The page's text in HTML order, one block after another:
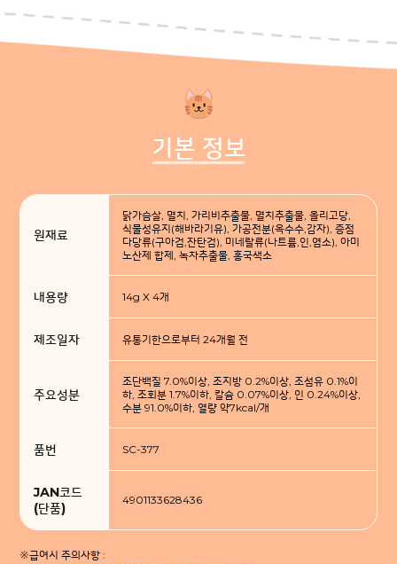
기본 정보
원재료
닭가슴살, 멸치, 가리비추출물, 멸치추출물, 올리고당,
식물성유지(해바라기유), 가공전분(옥수수,감자), 증점
다당류(구아검,잔탄검), 미네랄류(나트륨,인,염소), 아미
노산제 합제, 녹차추출물, 홍국색소
내용량 14g X 4개
제조일자 유통기한으로부터 24개월 전
주요성분
조단백질 7.0%이상, 조지방 0.2%이상, 조섬유 0.1%이
하, 조회분 1.7%이하, 칼슘 0.07%이상, 인 0.24%이상,
수분 91.0%이하, 열량 약7kcal/개
품번 SC-377
JAN코드
(단품)
4901133628436
※급여시 주의사항 :